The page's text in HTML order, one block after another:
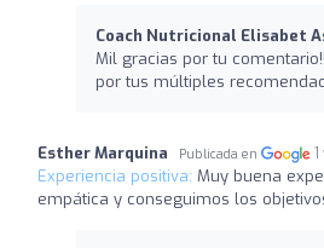
Coach Nutricional Elisabet
Mil gracias por tu
por tus múltiples
Esther Marquina Publicada en
Experiencia positiva: Muy buena
empática y conseguimos los